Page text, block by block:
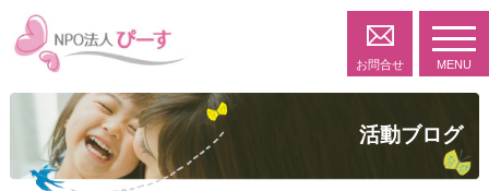
お問合せ MENU
活動ブログ